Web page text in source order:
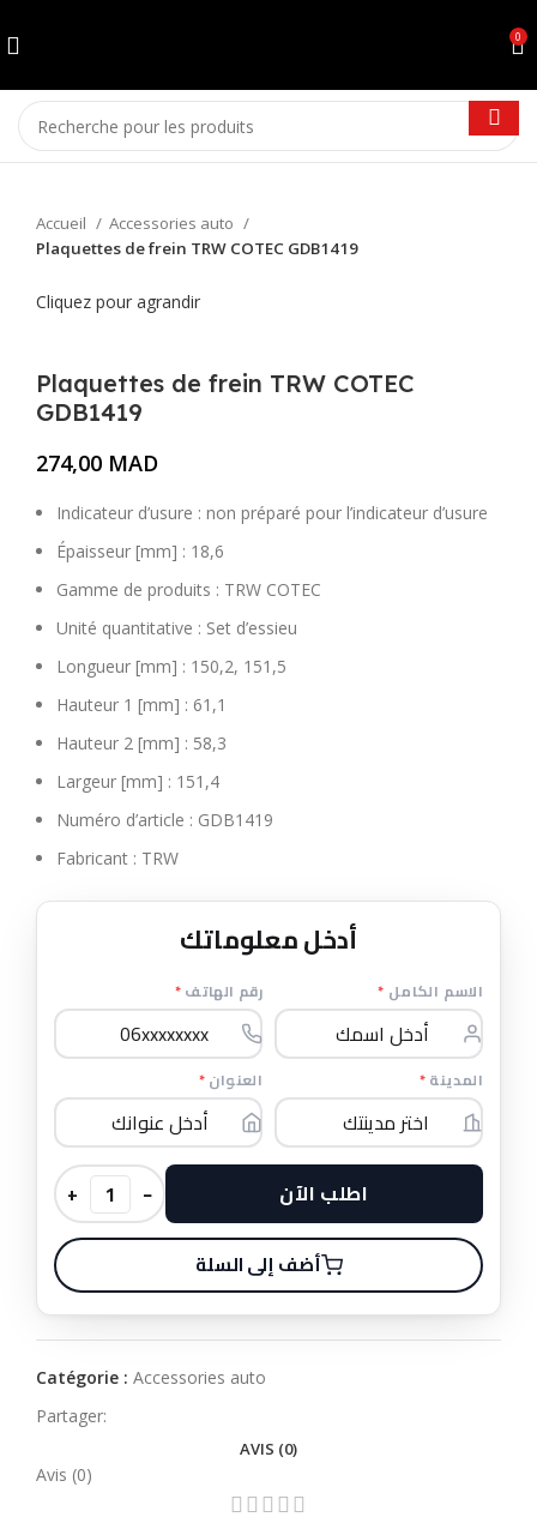
0
Accueil
Accessories auto
Plaquettes de frein TRW COTEC GDB1419
Cliquez pour agrandir
Plaquettes de frein TRW COTEC
GDB1419
274,00 MAD
Indicateur d’usure : non préparé pour l’indicateur d’usure
Épaisseur [mm] : 18,6
Gamme de produits : TRW COTEC
Unité quantitative : Set d’essieu
Longueur [mm] : 150,2, 151,5
Hauteur 1 [mm] : 61,1
Hauteur 2 [mm] : 58,3
Largeur [mm] : 151,4
Numéro d’article : GDB1419
Fabricant : TRW
أدخل معلوماتك
الاسم الكامل * رقم الهاتف*
المدينة* العنوان*
اطلب الآن −
+
أضف إلى السلة
Catégorie : Accessories auto
Partager:
AVIS (0)
Avis (0)